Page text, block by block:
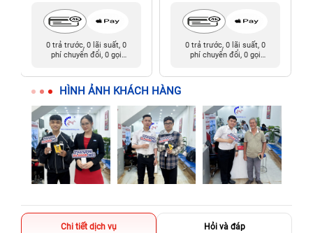
0 trả trước, 0 lãi suất, 0
phí chuyển đổi, 0 gọi
0 trả trước, 0 lãi suất, 0
phí chuyển đổi, 0 gọi
HÌNH ẢNH KHÁCH HÀNG
Chi tiết dịch vụ Hỏi và đáp